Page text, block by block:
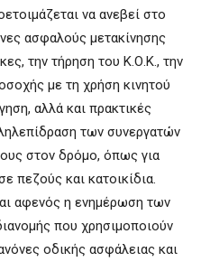
να ανεβεί στο
ασφαλούς μετακίνησης
την τήρηση του Κ.Ο.Κ., την
με τη χρήση κινητού
αλλά και πρακτικές
των συνεργατών
στον δρόμο, όπως για
πεζούς και κατοικίδια.
αφενός η ενημέρωση των
που χρησιμοποιούν
οδικής ασφάλειας και